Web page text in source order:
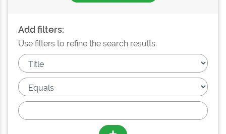
Add filters:
Use filters to refine the search results.